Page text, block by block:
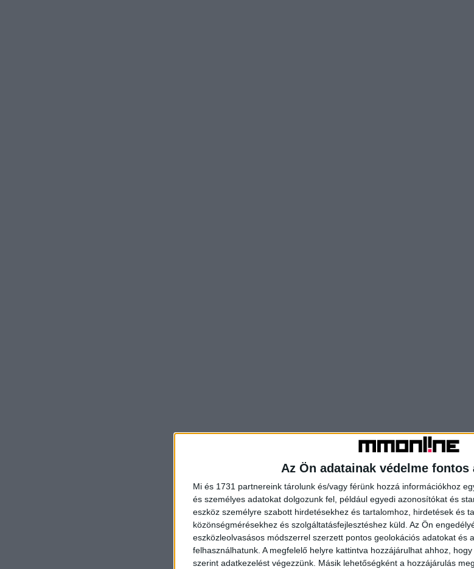
Az Ön adatainak védelme fontos
Mi és 1731 partnereink tárolunk és/vagy férünk hozzá információkhoz
és személyes adatokat dolgozunk fel, például egyedi azonosítókat és
eszköz személyre szabott hirdetésekhez és tartalomhoz, hirdetések és
közönségmérésekhez és szolgáltatásfejlesztéshez küld. Az Ön
eszközleolvasásos módszerrel szerzett pontos geolokációs adatokat és
felhasználhatunk. A megfelelő helyre kattintva hozzájárulhat ahhoz,
szerint adatkezelést végezzünk. Másik lehetőségként a hozzájárulás